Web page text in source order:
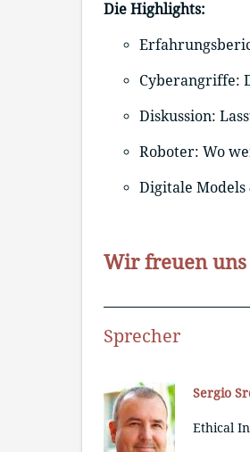
Die Highlights:
Cyberangriffe:
Diskussion:
Roboter: Wo
Digitale
Wir freuen uns
Sprecher
Sergio
Ethical